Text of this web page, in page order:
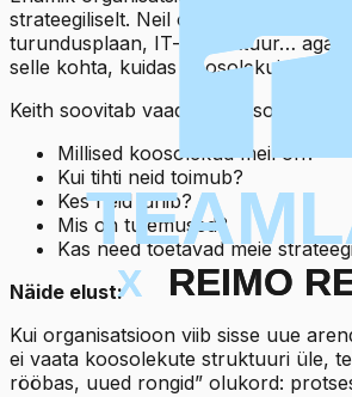
strateegiliselt. Neil on
turundusplaan, IT-arhitektuur… aga
selle kohta, kuidas koosolekuid
Keith soovitab vaadata koosolekuid
Millised koosolekud meil on?
Kui tihti neid toimub?
Kes neid juhib?
Mis on tulemused?
Kas need toetavad meie
Näide elust:
Kui organisatsioon viib sisse uue
ei vaata koosolekute struktuuri üle,
rööbas, uued rongid” olukord: